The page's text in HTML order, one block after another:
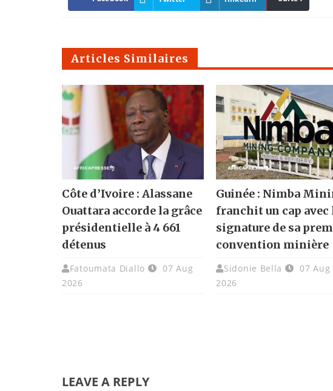
Articles Similaires
Côte d’Ivoire : Alassane
Ouattara accorde la grâce
présidentielle à 4 661
détenus
Fatoumata Diallo
07 Aug
2026
Guinée : Nimba
franchit un cap avec
signature de sa
convention minière
Sidonie Bella
07 Aug
2026
LEAVE A REPLY